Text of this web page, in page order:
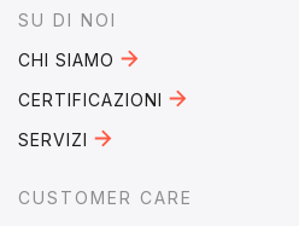
Footer
SU DI NOI
CHI SIAMO
CERTIFICAZIONI
SERVIZI
CUSTOMER CARE